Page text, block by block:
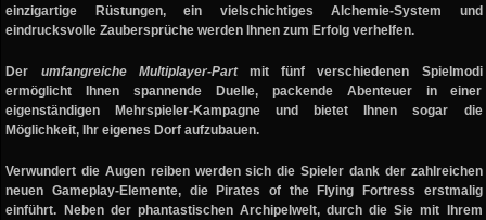
einzigartige Rüstungen, ein vielschichtiges Alchemie-System und
eindrucksvolle Zaubersprüche werden Ihnen zum Erfolg verhelfen.
Der umfangreiche Multiplayer-Partmit fünf verschiedenen Spielmodi
ermöglicht Ihnen spannende Duelle, packende Abenteuer in einer
eigenständigen Mehrspieler-Kampagne und bietet Ihnen sogar die
Möglichkeit, Ihr eigenes Dorf aufzubauen.
Verwundert die Augen reiben werden sich die Spieler dank der zahlreichen
neuen Gameplay-Elemente, die
Pirates of the Flying Fortress erstmalig
einführt. Neben der phantastischen Archipelwelt, durch die Sie mit Ihrem